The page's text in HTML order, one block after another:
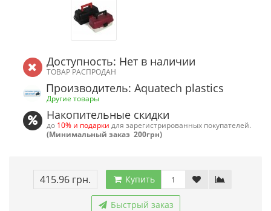
Доступность: Нет в наличии
ТОВАР РАСПРОДАН
Производитель: Aquatech plastics
Другие товары
Накопительные скидки
до 10% и подарки для зарегистрированных покупателей.
(Минимальный заказ 200грн)
415.96 грн. Купить
Быстрый заказ